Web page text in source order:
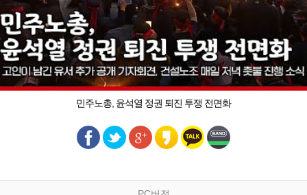
민주노총, 윤석열 정권 퇴진 투쟁 전면화